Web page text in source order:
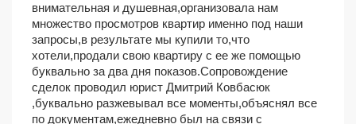
внимательная и душевная,организовала нам
множество просмотров квартир именно под наши
запросы,в результате мы купили то,что
хотели,продали свою квартиру с ее же помощью
буквально за два дня показов.Сопровождение
сделок проводил юрист Дмитрий Ковбасюк
,буквально разжевывал все моменты,объяснял все
по документам,ежедневно был на связи с